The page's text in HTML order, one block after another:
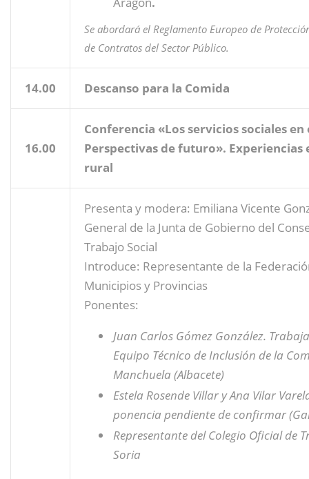
Se abordará el Reglamento Europeo de
de Contratos del Sector Público.
14.00 Descanso para la Comida
16.00
Conferencia «Los servicios sociales
Perspectivas de futuro». Experiencias
rural
Presenta y modera: Emiliana Vicente
General de la Junta de Gobierno del
Trabajo Social
Introduce: Representante de la
Municipios y Provincias
Ponentes:
Juan Carlos Gómez González.
Equipo Técnico de Inclusión de la
Manchuela (Albacete)
Estela Rosende Villar y Ana Vilar
ponencia pendiente de confirmar
Representante del Colegio Oficial de
Soria